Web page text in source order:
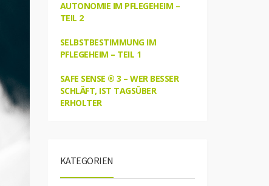
AUTONOMIE IM PFLEGEHEIM –
TEIL 2
SELBSTBESTIMMUNG IM
PFLEGEHEIM – TEIL 1
SAFE SENSE ® 3 – WER BESSER
SCHLÄFT, IST TAGSÜBER
ERHOLTER
KATEGORIEN